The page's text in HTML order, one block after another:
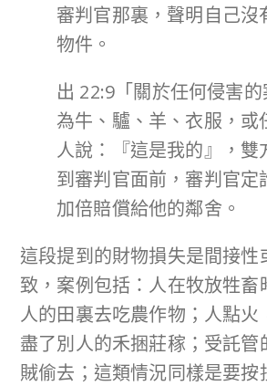
審判官那裏，聲明自己沒
物件。
出 22:9「關於任何侵害
為牛、驢、羊、衣服，或
人說：『這是我的』，雙
到審判官面前，審判官定
加倍賠償給他的鄰舍。
這段提到的財物損失是間接性
致，案例包括：人在牧放牲畜
人的田裏去吃農作物；人點火
盡了別人的禾捆莊稼；受託管
賊偷去；這類情況同樣是要按